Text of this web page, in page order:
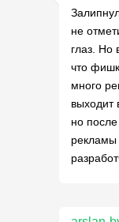
не
глаз. Но
что
много
выходит
но
рекламы